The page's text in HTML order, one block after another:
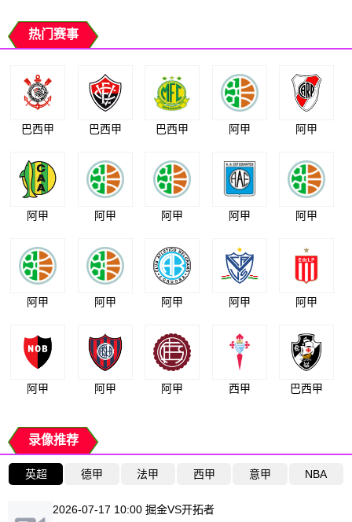
热门赛事
巴西甲 巴西甲 巴西甲 阿甲 阿甲
阿甲 阿甲 阿甲 阿甲 阿甲
阿甲 阿甲 阿甲 阿甲 阿甲
阿甲 阿甲 阿甲 西甲 巴西甲
录像推荐
英超 德甲 法甲 西甲 意甲 NBA
2026-07-17 10:00 掘金VS开拓者